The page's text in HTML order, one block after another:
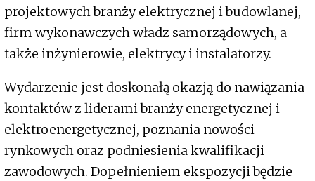
projektowych branży elektrycznej i budowlanej,
firm wykonawczych władz samorządowych, a
także inżynierowie, elektrycy i instalatorzy.
Wydarzenie jest doskonałą okazją do nawiązania
kontaktów z liderami branży energetycznej i
elektroenergetycznej, poznania nowości
rynkowych oraz podniesienia kwalifikacji
zawodowych. Dopełnieniem ekspozycji będzie